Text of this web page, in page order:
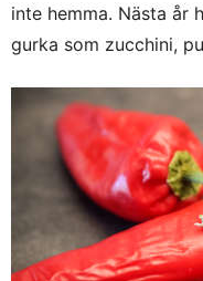
inte hemma. Nästa år
gurka som zucchini,